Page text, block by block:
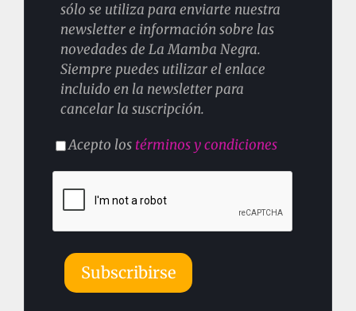
sólo se utiliza para enviarte nuestra
newsletter e información sobre las
novedades de La Mamba Negra.
Siempre puedes utilizar el enlace
incluido en la newsletter para
cancelar la suscripción.
Acepto los términos y condiciones